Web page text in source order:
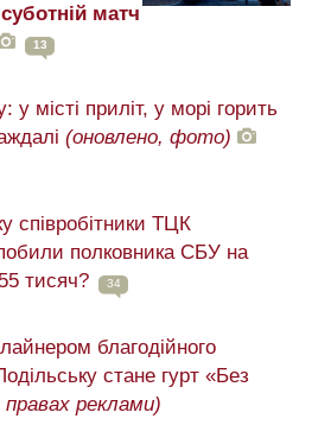
матч
13
у місті приліт, у морі горить
(оновлено, фото)
співробітники ТЦК
полковника СБУ на
тисяч?
34
благодійного
стане гурт «Без
правах реклами)